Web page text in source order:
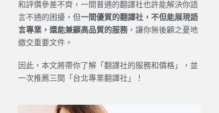
和評價參差不齊，一間普通的翻譯社也許能解決你語
言不通的困擾，但一間優質的翻譯社，不但能展現語
言專業，還能兼顧高品質的服務，讓你無後顧之憂地
繳交重要文件。
因此，本文將帶你了解「翻譯社的服務和價格」，並
一次推薦三間「台北專業翻譯社」！